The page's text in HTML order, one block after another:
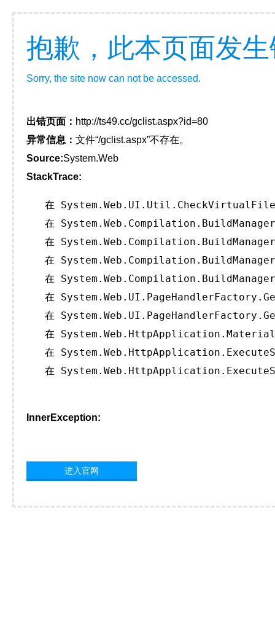
抱歉，此本页面发
Sorry, the site now can not be accessed.
出错页面： http://ts49.cc/gclist.aspx?id=80
异常信息： 文件“/gclist.aspx”不存在。
Source:System.Web
StackTrace:
在
在
在
在
在
在
在
在
在
在
InnerException:
进入官网